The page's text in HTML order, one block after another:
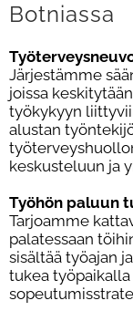
Botniassa
Järjestämme
joissa
työkykyyn
alustan
keskusteluun ja
Työhön paluun
Tarjoamme
palatessaan
sisältää työajan
tukea